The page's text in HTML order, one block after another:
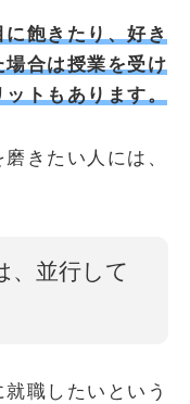
飽きたり、好き
合は授業を受け
トもあります。
きたい人には、
、並行して
職したいという